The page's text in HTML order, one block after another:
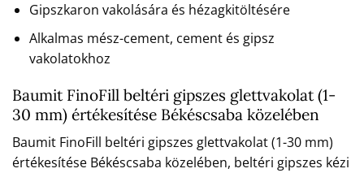
Gipszkaron vakolására és hézagkitöltésére
Alkalmas mész-cement, cement és gipsz
vakolatokhoz
Baumit FinoFill beltéri gipszes glettvakolat (1-
30 mm) értékesítése Békéscsaba közelében
Baumit FinoFill beltéri gipszes glettvakolat (1-30 mm)
értékesítése Békéscsaba közelében, beltéri gipszes kézi